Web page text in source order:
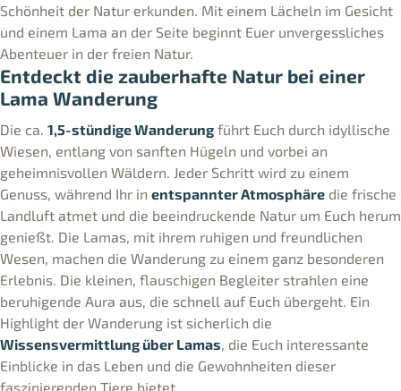
Schönheit der Natur erkunden. Mit einem Lächeln im Gesicht
und einem Lama an der Seite beginnt Euer unvergessliches
Abenteuer in der freien Natur.
Entdeckt die zauberhafte Natur bei einer
Lama Wanderung
Die ca. 1,5-stündige Wanderung führt Euch durch idyllische
Wiesen, entlang von sanften Hügeln und vorbei an
geheimnisvollen Wäldern. Jeder Schritt wird zu einem
Genuss, während Ihr in entspannter Atmosphäre die frische
Landluft atmet und die beeindruckende Natur um Euch herum
genießt. Die Lamas, mit ihrem ruhigen und freundlichen
Wesen, machen die Wanderung zu einem ganz besonderen
Erlebnis. Die kleinen, flauschigen Begleiter strahlen eine
beruhigende Aura aus, die schnell auf Euch übergeht. Ein
Highlight der Wanderung ist sicherlich die
Wissensvermittlung über Lamas , die Euch interessante
Einblicke in das Leben und die Gewohnheiten dieser
faszinierenden Tiere bietet.